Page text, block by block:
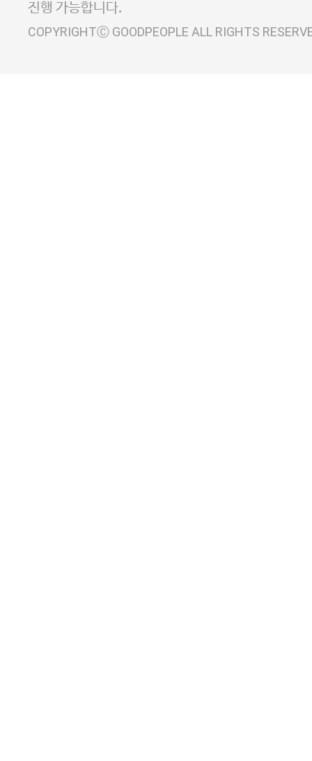
진행 가능합니다.
COPYRIGHTⒸ GOODPEOPLE ALL RIGHTS